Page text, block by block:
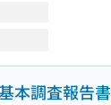
本調査報告書